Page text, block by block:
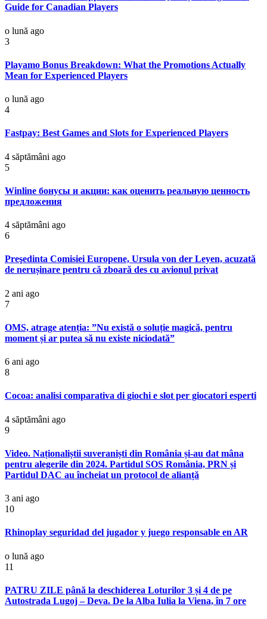
Guide for Canadian Players
o lună ago
3
Playamo Bonus Breakdown: What the Promotions Actually
Mean for Experienced Players
o lună ago
4
Fastpay: Best Games and Slots for Experienced Players
4 săptămâni ago
5
Winline бонусы и акции: как оценить реальную ценность
предложения
4 săptămâni ago
6
Preşedinta Comisiei Europene, Ursula von der Leyen, acuzată
de nerușinare pentru că zboară des cu avionul privat
2 ani ago
7
OMS, atrage atenția: ”Nu există o soluție magică, pentru
moment și ar putea să nu existe niciodată”
6 ani ago
8
Cocoa: analisi comparativa di giochi e slot per giocatori esperti
4 săptămâni ago
9
Video. Naționaliștii suveraniști din România și-au dat mâna
pentru alegerile din 2024. Partidul SOS România, PRN și
Partidul DAC au încheiat un protocol de alianță
3 ani ago
10
Rhinoplay seguridad del jugador y juego responsable en AR
o lună ago
11
PATRU ZILE până la deschiderea Loturilor 3 și 4 de pe
Autostrada Lugoj – Deva. De la Alba Iulia la Viena, în 7 ore